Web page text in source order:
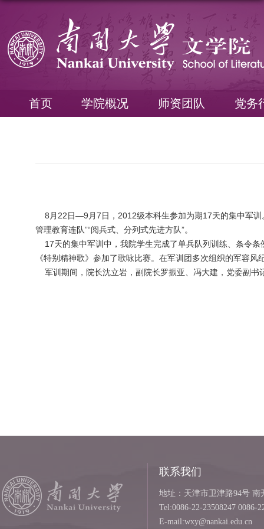
首页 学院概况 师资团队 党务
8月22日—9月7日，2012级本科生参加为期17天的集中军训
管理教育连队”“阅兵式、分列式先进方队”。
17天的集中军训中，我院学生完成了单兵队列训练、条令条
《特别精神歌》参加了歌咏比赛。在军训团多次组织的军容
军训期间，院长沈立岩，副院长罗振亚、冯大建，党委副书
联系我们
地址：天津市卫津路94号 南
Tel:0086-22-23508247 0086-
E-mail:wxy@nankai.edu.cn